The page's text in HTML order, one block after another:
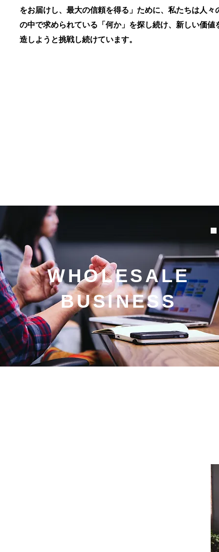
をお届けし、最大の信頼を得る」ために、私たちは人々
の中で求められている「何か」を探し続け、新しい価値
造しようと挑戦し続けています。
WHOLESALE
BUSINESS